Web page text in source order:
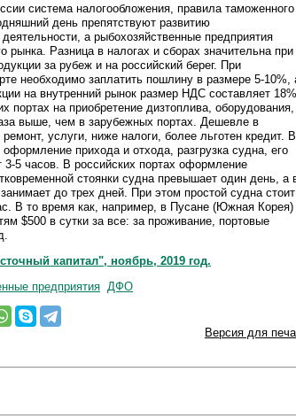
система налогообложения, правила таможенного
день препятствуют развитию
а рыбохозяйственные предприятия
рынка. Разница в налогах и сборах значительна при
за рубеж и на российский берег. При
необходимо заплатить пошлину в размере 5-10%,
на внутренний рынок размер НДС составляет 18%.
портах на приобретение дизтоплива, оборудования,
выше, чем в зарубежных портах. Дешевле в
услуги, ниже налоги, более льготен кредит. В
прихода и отхода, разгрузка судна, его
3-5 часов. В российских портах оформление
стоянки судна превышает один день, а
до трех дней. При этом простой судна стоит
В то время как, например, в Пусане (Южная Корея)
$500 в сутки за все: за проживание, портовые
капитал", ноябрь, 2019 год.
предприятия ДФО
Версия для